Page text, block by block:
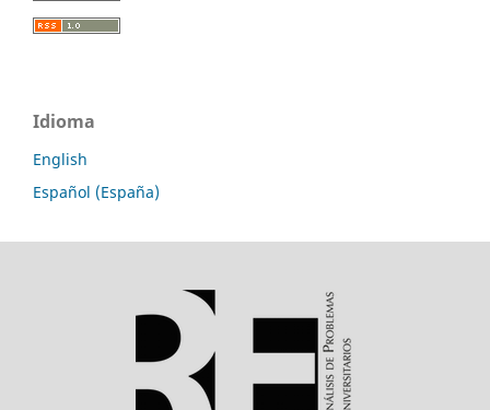
Idioma
English
Español (España)